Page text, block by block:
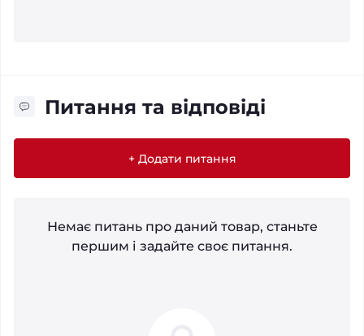
Питання та відповіді
+ Додати питання
Немає питань про даний товар, станьте
першим і задайте своє питання.